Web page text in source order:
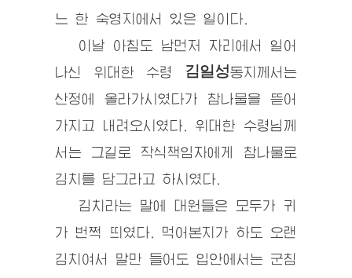
느 한 숙영지에서 있은 일이다.
이날 아침도 남먼저 자리에서 일어
나신 위대한 수령 김일성동지 께서는
산정에 올라가시였다가 참나물을 뜯어
가지고 내려오시였다. 위대한 수령 님께
서는 그길로 작식책임자에게 참나물로
김치를 담그라고 하시였다.
김치라는 말에 대원들은 모두가 귀
가 번쩍 띄였다. 먹어본지가 하도 오랜
김치여서 말만 들어도 입안에서는 군침